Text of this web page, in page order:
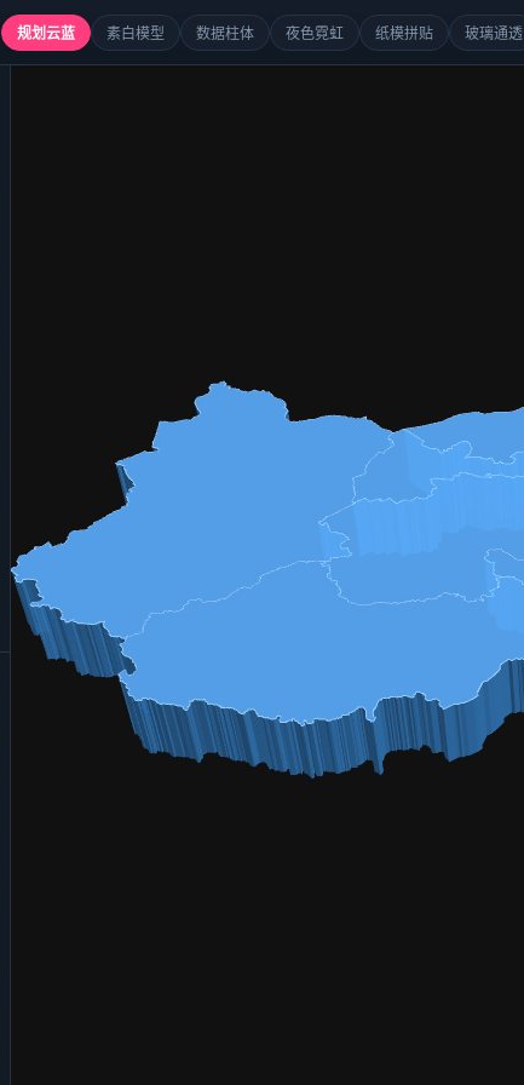
规划云蓝 素白模型 数据柱体 夜色霓虹 纸模拼贴 玻璃通透